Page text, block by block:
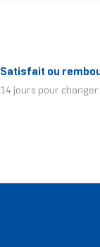
Satisfait ou
14 jours pour changer